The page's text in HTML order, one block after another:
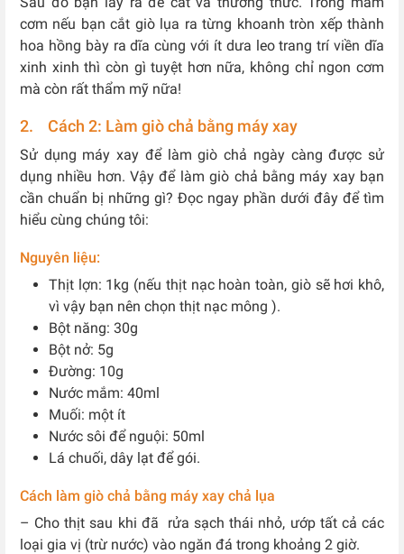
cơm nếu bạn cắt giò lụa ra từng khoanh tròn xếp thành
hoa hồng bày ra dĩa cùng với ít dưa leo trang trí viền dĩa
xinh xinh thì còn gì tuyệt hơn nữa, không chỉ ngon cơm
mà còn rất thẩm mỹ nữa!
2. Cách 2: Làm giò chả bằng máy xay
Sử dụng máy xay để làm giò chả ngày càng được sử
dụng nhiều hơn. Vậy để làm giò chả bằng máy xay bạn
cần chuẩn bị những gì? Đọc ngay phần dưới đây để tìm
hiểu cùng chúng tôi:
Nguyên liệu:
Thịt lợn: 1kg (nếu thịt nạc hoàn toàn, giò sẽ hơi khô,
vì vậy bạn nên chọn thịt nạc mông ).
Bột năng: 30g
Bột nở: 5g
Đường: 10g
Nước mắm: 40ml
Muối: một ít
Nước sôi để nguội: 50ml
Lá chuối, dây lạt để gói.
Cách làm giò chả bằng máy xay chả lụa
– Cho thịt sau khi đã rửa sạch thái nhỏ, ướp tất cả các
loại gia vị (trừ nước) vào ngăn đá trong khoảng 2 giờ.